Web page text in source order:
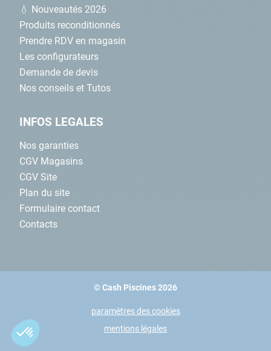
💧 Nouveautés 2026
Produits reconditionnés
Prendre RDV en magasin
Les configurateurs
Demande de devis
Nos conseils et Tutos
INFOS LEGALES
Nos garanties
CGV Magasins
CGV Site
Plan du site
Formulaire contact
Contacts
© Cash Piscines 2026
paramètres des cookies
mentions légales